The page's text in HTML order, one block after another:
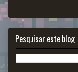
Pesquisar este blog